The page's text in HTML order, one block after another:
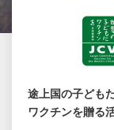
途上国の子ども
ワクチンを贈る